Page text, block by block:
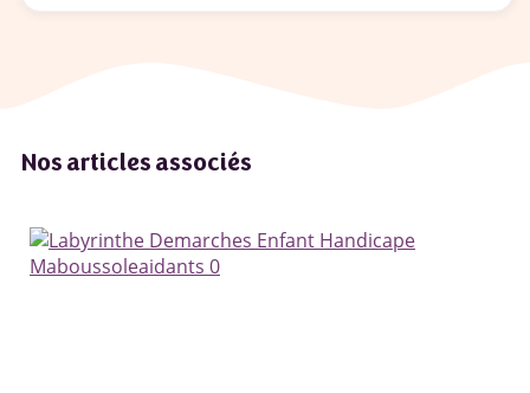
Nos articles associés